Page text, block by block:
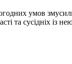
умов
та сусідніх із